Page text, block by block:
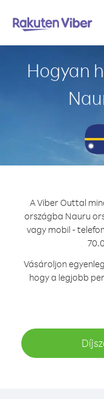
Hogyan
A Viber Outtal
országba Nauru
vagy mobil -
Vásároljon
hogy a legjobb